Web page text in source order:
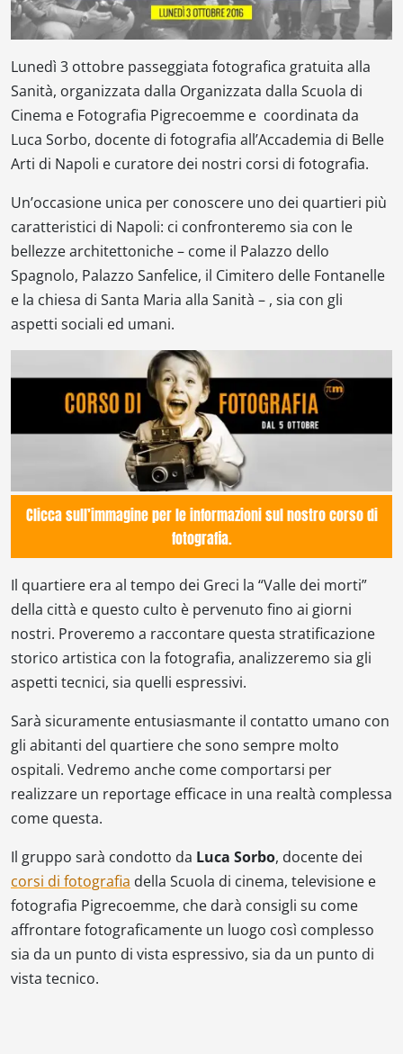
Lunedì 3 ottobre passeggiata fotografica gratuita alla
Sanità, organizzata dalla Organizzata dalla Scuola di
Cinema e Fotografia Pigrecoemme e coordinata da
Luca Sorbo, docente di fotografia all’Accademia di Belle
Arti di Napoli e curatore dei nostri corsi di fotografia.
Un’occasione unica per conoscere uno dei quartieri più
caratteristici di Napoli: ci confronteremo sia con le
bellezze architettoniche – come il Palazzo dello
Spagnolo, Palazzo Sanfelice, il Cimitero delle Fontanelle
e la chiesa di Santa Maria alla Sanità – , sia con gli
aspetti sociali ed umani.
Clicca sull’immagine per le informazioni sul nostro corso di
fotografia.
Il quartiere era al tempo dei Greci la “Valle dei morti”
della città e questo culto è pervenuto fino ai giorni
nostri. Proveremo a raccontare questa stratificazione
storico artistica con la fotografia, analizzeremo sia gli
aspetti tecnici, sia quelli espressivi.
Sarà sicuramente entusiasmante il contatto umano con
gli abitanti del quartiere che sono sempre molto
ospitali. Vedremo anche come comportarsi per
realizzare un reportage efficace in una realtà complessa
come questa.
Il gruppo sarà condotto da Luca Sorbo, docente dei
corsi di fotografia della Scuola di cinema, televisione e
fotografia Pigrecoemme, che darà consigli su come
affrontare fotograficamente un luogo così complesso
sia da un punto di vista espressivo, sia da un punto di
vista tecnico.